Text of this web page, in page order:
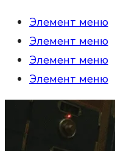
Элемент меню
Элемент меню
Элемент меню
Элемент меню